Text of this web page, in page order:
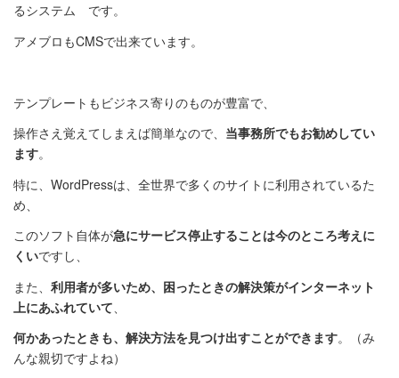
るシステム です。
アメブロもCMSで出来ています。
テンプレートもビジネス寄りのものが豊富で、
操作さえ覚えてしまえば簡単なので、 当事務所でもお勧めしてい
ます。
特に、WordPressは、全世界で多くのサイトに利用されているた
め、
このソフト自体が急にサービス停止することは今のところ考えに
くいですし、
また、 利用者が多いため、困ったときの解決策がインターネット
上にあふれていて
何かあったときも、解決方法を見つけ出すことができます。（み
んな親切ですよね）